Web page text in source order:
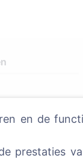
en de
prestaties